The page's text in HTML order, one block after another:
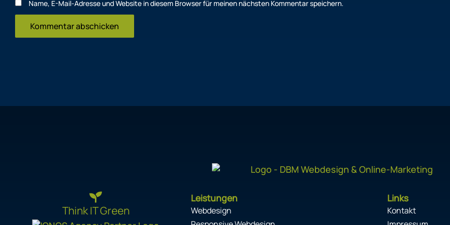
Name, E-Mail-Adresse und Website in diesem Browser für meinen nächsten Kommentar speichern.
Think IT Green
Leistungen
Webdesign
Links
Kontakt